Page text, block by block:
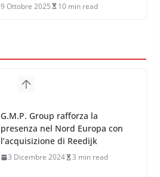
9 Ottobre 2025 10 min read
TPMS Alcar Sensor – Sistemi di
Monitoraggio Pressione
Pneumatici
4 Aprile 2022 3 min read